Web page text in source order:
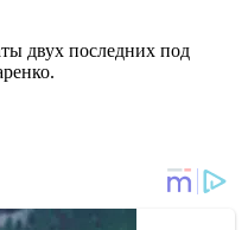
двух последних под